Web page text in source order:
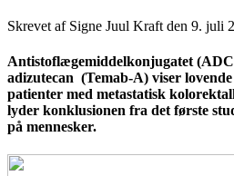
Skrevet af Signe Juul Kraft den 9. juli
Antistoflægemiddelkonjugatet
adizutecan (Temab-A) viser
patienter med metastatisk
lyder konklusionen fra det første
på mennesker.